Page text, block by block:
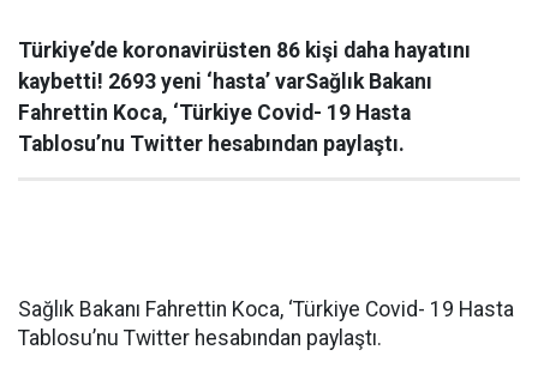
Türkiye’de koronavirüsten 86 kişi daha hayatını
kaybetti! 2693 yeni ‘hasta’ varSağlık Bakanı
Fahrettin Koca, ‘Türkiye Covid- 19 Hasta
Tablosu’nu Twitter hesabından paylaştı.
Sağlık Bakanı Fahrettin Koca, ‘Türkiye Covid- 19 Hasta
Tablosu’nu Twitter hesabından paylaştı.